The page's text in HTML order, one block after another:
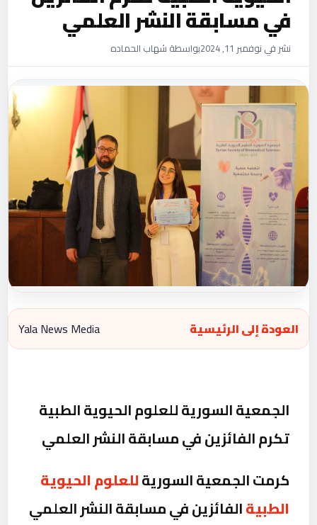
في مسابقة النشر العلمي
نشر في نوفمبر 11, 2024 بواسطة شهاب الحماده
العودة إلى الرئيسية Yala News Media
الجمعية السورية للعلوم الحيوية الطبية
تكرم الفائزين في مسابقة النشر العلمي
كرمت الجمعية السوريةللعلوم الحيوية
الطبيةالفائزين في مسابقة النشر العلمي